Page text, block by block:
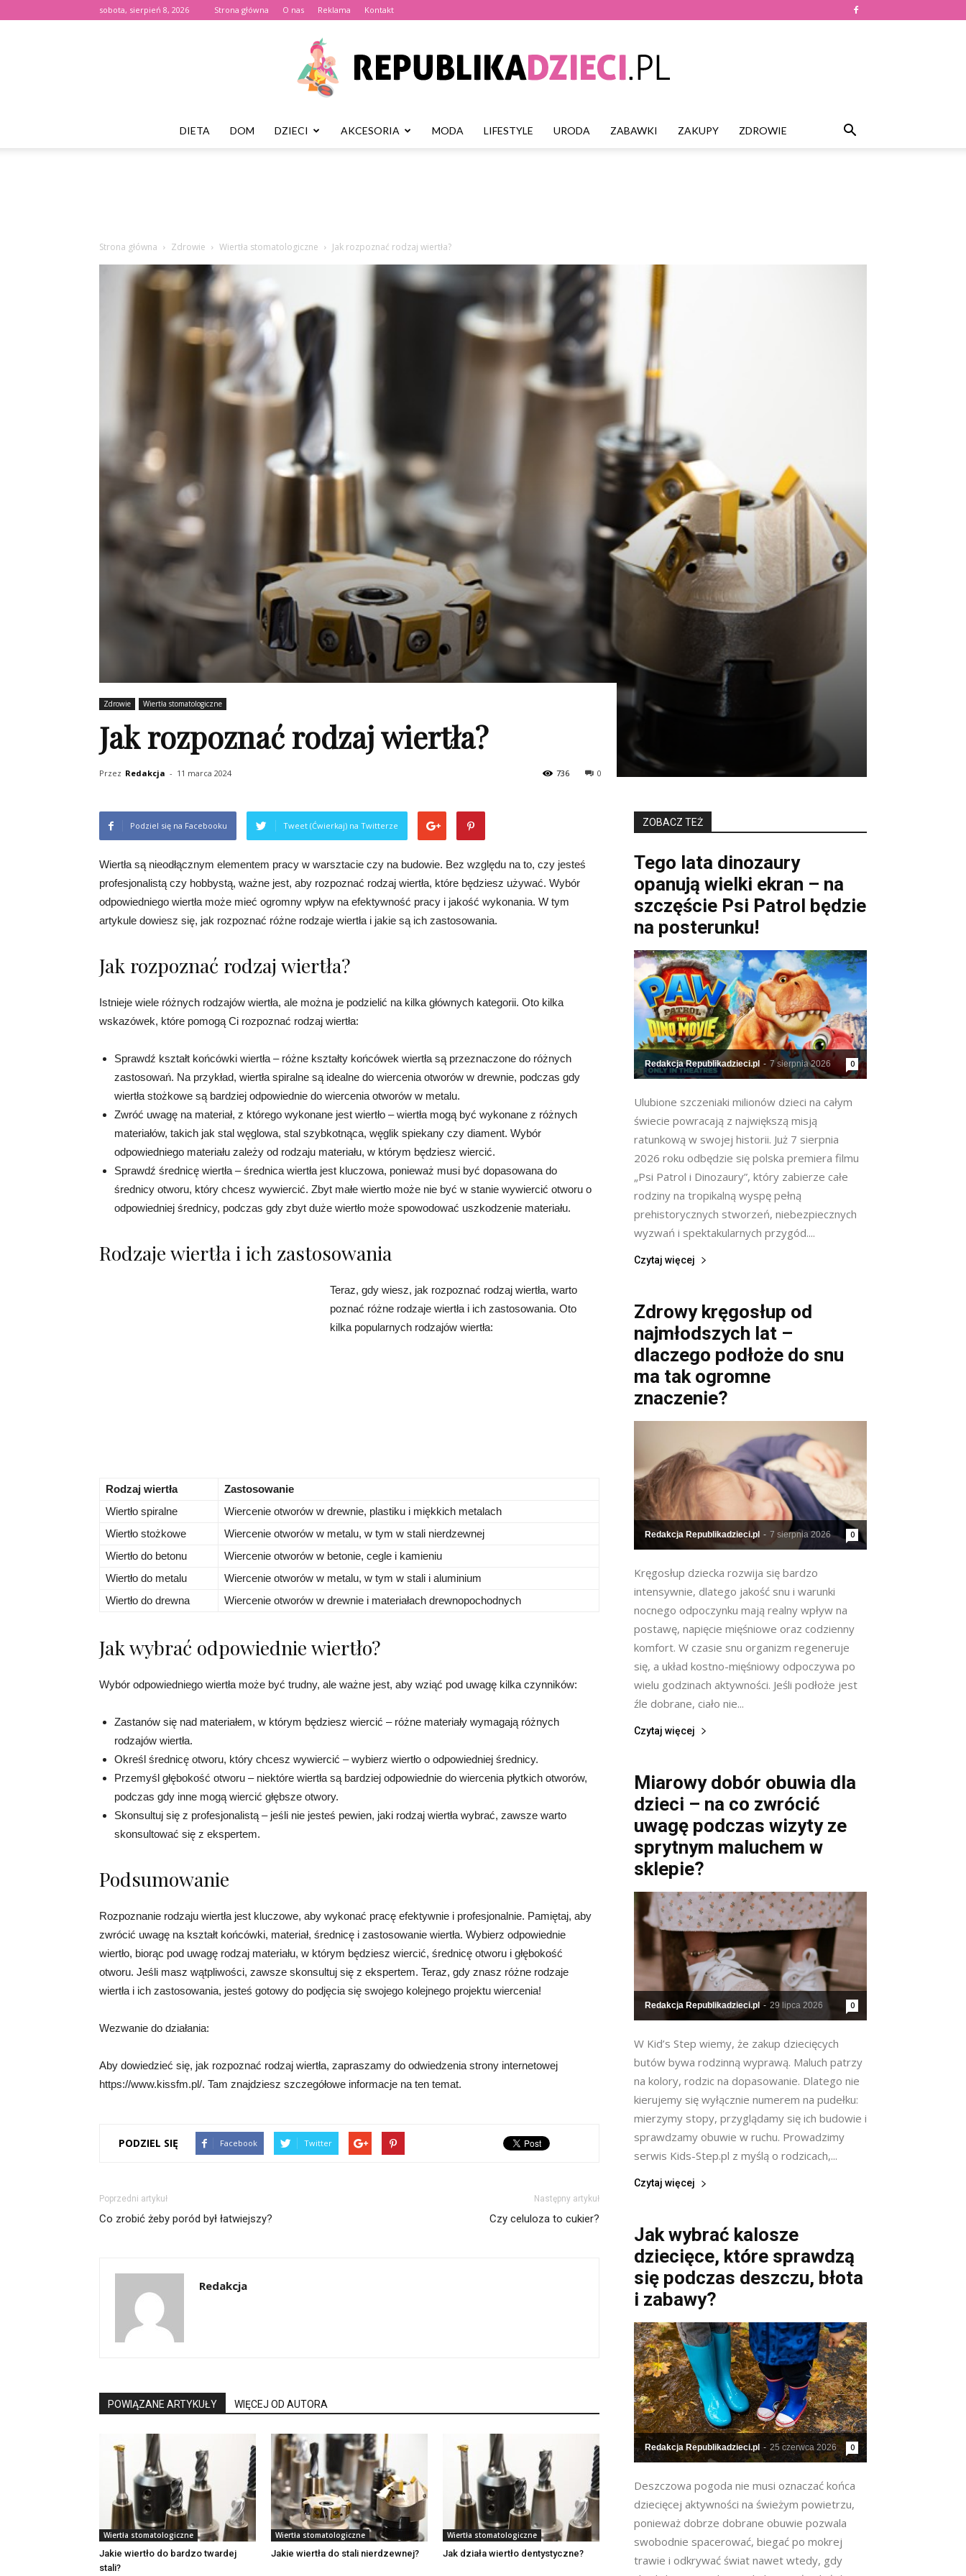
sobota, sierpień 8, 2026 Strona główna O nas Reklama Kontakt
DIETA DOM DZIECI AKCESORIA MODA LIFESTYLE URODA ZABAWKI ZAKUPY ZDROWIE
Strona główna Zdrowie Wiertła stomatologiczne Jak rozpoznać rodzaj wiertła?
Zdrowie Wiertła stomatologiczne
Jak rozpoznać rodzaj wiertła?
Przez Redakcja - 11 marca 2024 0
736
Podziel się na Facebooku Tweet (Ćwierkaj) na Twitterze
Wiertła są nieodłącznym elementem pracy w warsztacie czy na budowie. Bez względu na to, czy jesteś
profesjonalistą czy hobbystą, ważne jest, aby rozpoznać rodzaj wiertła, które będziesz używać. Wybór
odpowiedniego wiertła może mieć ogromny wpływ na efektywność pracy i jakość wykonania. W tym
artykule dowiesz się, jak rozpoznać różne rodzaje wiertła i jakie są ich zastosowania.
Jak rozpoznać rodzaj wiertła?
Istnieje wiele różnych rodzajów wiertła, ale można je podzielić na kilka głównych kategorii. Oto kilka
wskazówek, które pomogą Ci rozpoznać rodzaj wiertła:
Sprawdź kształt końcówki wiertła – różne kształty końcówek wiertła są przeznaczone do różnych
zastosowań. Na przykład, wiertła spiralne są idealne do wiercenia otworów w drewnie, podczas gdy
wiertła stożkowe są bardziej odpowiednie do wiercenia otworów w metalu.
Zwróć uwagę na materiał, z którego wykonane jest wiertło – wiertła mogą być wykonane z różnych
materiałów, takich jak stal węglowa, stal szybkotnąca, węglik spiekany czy diament. Wybór
odpowiedniego materiału zależy od rodzaju materiału, w którym będziesz wiercić.
Sprawdź średnicę wiertła – średnica wiertła jest kluczowa, ponieważ musi być dopasowana do
średnicy otworu, który chcesz wywiercić. Zbyt małe wiertło może nie być w stanie wywiercić otworu o
odpowiedniej średnicy, podczas gdy zbyt duże wiertło może spowodować uszkodzenie materiału.
Rodzaje wiertła i ich zastosowania
Teraz, gdy wiesz, jak rozpoznać rodzaj wiertła, warto
poznać różne rodzaje wiertła i ich zastosowania. Oto
kilka popularnych rodzajów wiertła:
Rodzaj wiertła
Zastosowanie
Wiertło spiralne
Wiercenie otworów w drewnie, plastiku i miękkich metalach
Wiertło stożkowe
Wiercenie otworów w metalu, w tym w stali nierdzewnej
Wiertło do betonu
Wiercenie otworów w betonie, cegle i kamieniu
Wiertło do metalu
Wiercenie otworów w metalu, w tym w stali i aluminium
Wiertło do drewna
Wiercenie otworów w drewnie i materiałach drewnopochodnych
Jak wybrać odpowiednie wiertło?
Wybór odpowiedniego wiertła może być trudny, ale ważne jest, aby wziąć pod uwagę kilka czynników:
Zastanów się nad materiałem, w którym będziesz wiercić – różne materiały wymagają różnych
rodzajów wiertła.
Określ średnicę otworu, który chcesz wywiercić – wybierz wiertło o odpowiedniej średnicy.
Przemyśl głębokość otworu – niektóre wiertła są bardziej odpowiednie do wiercenia płytkich otworów,
podczas gdy inne mogą wiercić głębsze otwory.
Skonsultuj się z profesjonalistą – jeśli nie jesteś pewien, jaki rodzaj wiertła wybrać, zawsze warto
skonsultować się z ekspertem.
Podsumowanie
Rozpoznanie rodzaju wiertła jest kluczowe, aby wykonać pracę efektywnie i profesjonalnie. Pamiętaj, aby
zwrócić uwagę na kształt końcówki, materiał, średnicę i zastosowanie wiertła. Wybierz odpowiednie
wiertło, biorąc pod uwagę rodzaj materiału, w którym będziesz wiercić, średnicę otworu i głębokość
otworu. Jeśli masz wątpliwości, zawsze skonsultuj się z ekspertem. Teraz, gdy znasz różne rodzaje
wiertła i ich zastosowania, jesteś gotowy do podjęcia się swojego kolejnego projektu wiercenia!
Wezwanie do działania:
Aby dowiedzieć się, jak rozpoznać rodzaj wiertła, zapraszamy do odwiedzenia strony internetowej
https://www.kissfm.pl/. Tam znajdziesz szczegółowe informacje na ten temat.
PODZIEL SIĘ Facebook Twitter
Poprzedni artykuł
Co zrobić żeby poród był łatwiejszy?
Następny artykuł
Czy celuloza to cukier?
Redakcja
POWIĄZANE ARTYKUŁY WIĘCEJ OD AUTORA
Wiertła stomatologiczne
Jakie wiertło do bardzo twardej
stali?
Wiertła stomatologiczne
Jakie wiertła do stali nierdzewnej?
Wiertła stomatologiczne
Jak działa wiertło dentystyczne?
ZOBACZ TEŻ
Tego lata dinozaury
opanują wielki ekran – na
szczęście Psi Patrol będzie
na posterunku!
Redakcja Republikadzieci.pl - 7 sierpnia 2026 0
Ulubione szczeniaki milionów dzieci na całym
świecie powracają z największą misją
ratunkową w swojej historii. Już 7 sierpnia
2026 roku odbędzie się polska premiera filmu
„Psi Patrol i Dinozaury”, który zabierze całe
rodziny na tropikalną wyspę pełną
prehistorycznych stworzeń, niebezpiecznych
wyzwań i spektakularnych przygód....
Czytaj więcej
Zdrowy kręgosłup od
najmłodszych lat –
dlaczego podłoże do snu
ma tak ogromne
znaczenie?
Redakcja Republikadzieci.pl - 7 sierpnia 2026 0
Kręgosłup dziecka rozwija się bardzo
intensywnie, dlatego jakość snu i warunki
nocnego odpoczynku mają realny wpływ na
postawę, napięcie mięśniowe oraz codzienny
komfort. W czasie snu organizm regeneruje
się, a układ kostno-mięśniowy odpoczywa po
wielu godzinach aktywności. Jeśli podłoże jest
źle dobrane, ciało nie...
Czytaj więcej
Miarowy dobór obuwia dla
dzieci – na co zwrócić
uwagę podczas wizyty ze
sprytnym maluchem w
sklepie?
Redakcja Republikadzieci.pl - 29 lipca 2026 0
W Kid’s Step wiemy, że zakup dziecięcych
butów bywa rodzinną wyprawą. Maluch patrzy
na kolory, rodzic na dopasowanie. Dlatego nie
kierujemy się wyłącznie numerem na pudełku:
mierzymy stopy, przyglądamy się ich budowie i
sprawdzamy obuwie w ruchu. Prowadzimy
serwis Kids-Step.pl z myślą o rodzicach,...
Czytaj więcej
Jak wybrać kalosze
dziecięce, które sprawdzą
się podczas deszczu, błota
i zabawy?
Redakcja Republikadzieci.pl - 25 czerwca 2026 0
Deszczowa pogoda nie musi oznaczać końca
dziecięcej aktywności na świeżym powietrzu,
ponieważ dobrze dobrane obuwie pozwala
swobodnie spacerować, biegać po mokrej
trawie i odkrywać świat nawet wtedy, gdy